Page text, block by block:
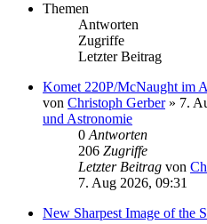
Themen
Antworten
Zugriffe
Letzter Beitrag
Komet 220P/McNaught im
von Christoph Gerber» 7.
und Astronomie
0 Antworten
206 Zugriffe
Letzter Beitrag von
7. Aug 2026, 09:31
New Sharpest Image of the